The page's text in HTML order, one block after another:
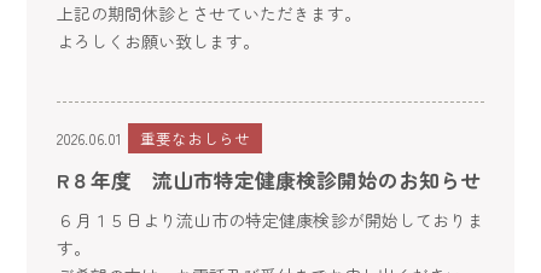
上記の期間休診とさせていただきます。
よろしくお願い致します。
2026.06.01 重要なおしらせ
R８年度 流山市特定健康検診開始のお知らせ
６月１５日より流山市の特定健康検診が開始しておりま
す。